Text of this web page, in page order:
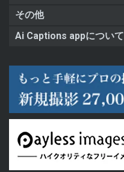
その他
Ai Captions appについて